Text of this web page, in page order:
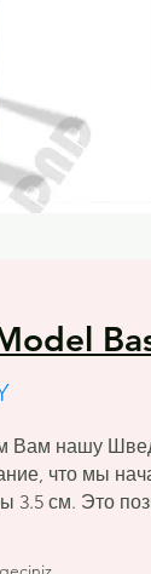
Цена
Вам нашу
что мы
3.5 см. Это